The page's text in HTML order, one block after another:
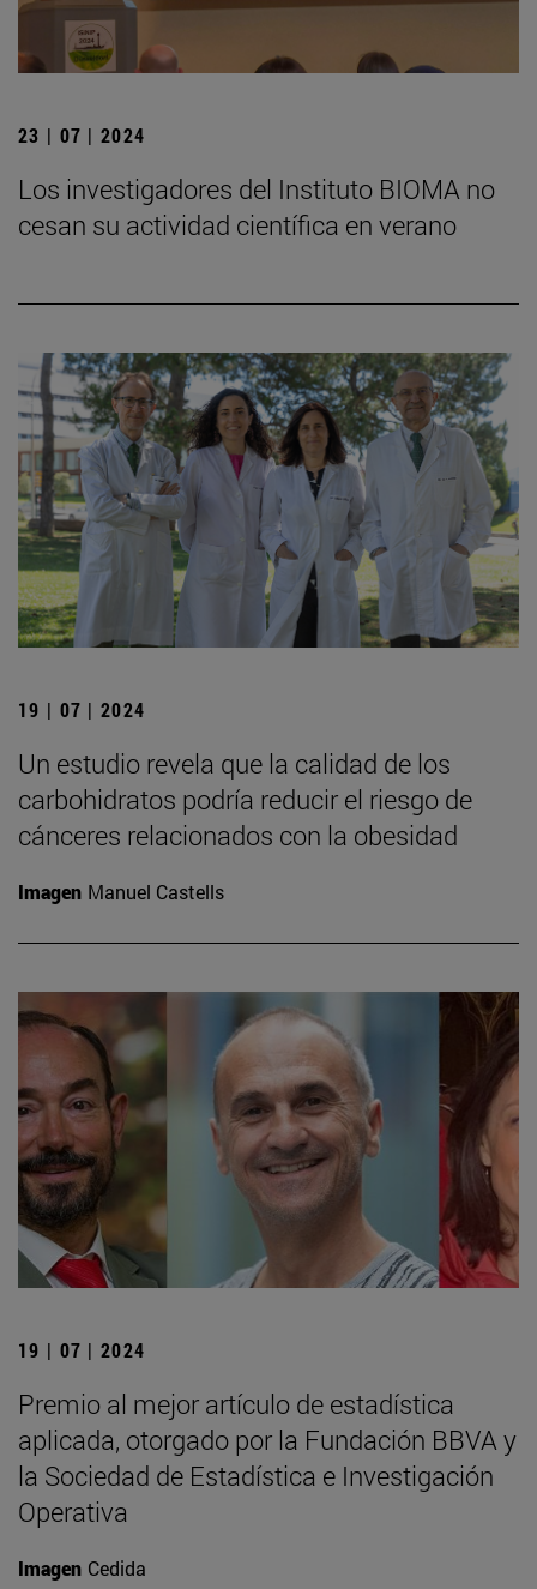
23 | 07 | 2024
Los investigadores del Instituto BIOMA no
cesan su actividad científica en verano
19 | 07 | 2024
Un estudio revela que la calidad de los
carbohidratos podría reducir el riesgo de
cánceres relacionados con la obesidad
Imagen Manuel Castells
19 | 07 | 2024
Premio al mejor artículo de estadística
aplicada, otorgado por la Fundación BBVA y
la Sociedad de Estadística e Investigación
Operativa
Imagen Cedida